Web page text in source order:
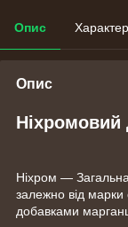
Опис
Опис
Ніхромовий
Ніхром —
залежно від марки
добавками